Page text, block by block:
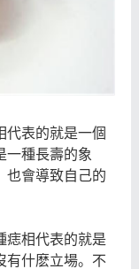
代表的就是一個
一種長壽的象
也會導致自己的
痣相代表的就是
有什麽立場。不